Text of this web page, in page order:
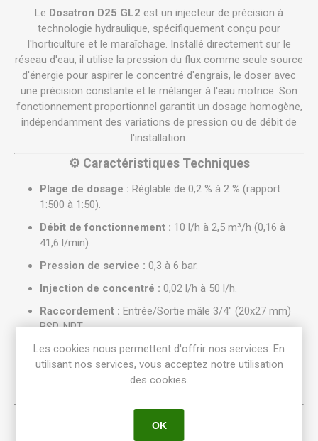
Le Dosatron D25 GL2 est un injecteur de précision à
technologie hydraulique, spécifiquement conçu pour
l'horticulture et le maraîchage. Installé directement sur le
réseau d'eau, il utilise la pression du flux comme seule source
d'énergie pour aspirer le concentré d'engrais, le doser avec
une précision constante et le mélanger à l'eau motrice. Son
fonctionnement proportionnel garantit un dosage homogène,
indépendamment des variations de pression ou de débit de
l'installation.
⚙️ Caractéristiques Techniques
Plage de dosage : Réglable de 0,2 % à 2 % (rapport
1:500 à 1:50).
Débit de fonctionnement : 10 l/h à 2,5 m³/h (0,16 à
41,6 l/min).
Pression de service : 0,3 à 6 bar.
Injection de concentré : 0,02 l/h à 50 l/h.
Raccordement : Entrée/Sortie mâle 3/4" (20x27 mm)
BSP-NPT.
Moteur hydraulique :Piston moteur actionné par l'eau.
Système d'aspiration :Tuyau d'aspiration transparent
avec crépine de lestage.
🌿 Usage et Applications
Les cookies nous permettent d'offrir nos services. En
utilisant nos services, vous acceptez notre utilisation
des cookies.
OK